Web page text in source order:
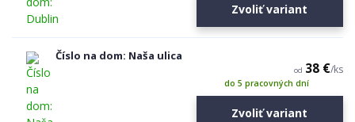
Zvoliť variant
Číslo na dom: Naša ulica
od 38 €/ks
do 5 pracovných dní
Zvoliť variant